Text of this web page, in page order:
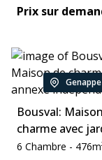
Price:
Prix sur
Location:
Bousval:
charme avec
annexe
Chambre:
6 Chambre - Zone:
476